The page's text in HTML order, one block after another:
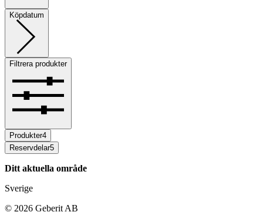
Köpdatum
Filtrera produkter
Produkter4
Reservdelar5
Ditt aktuella område
Sverige
© 2026 Geberit AB